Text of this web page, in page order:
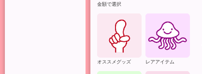
金額で選択
オススメグッズ レアアイテム